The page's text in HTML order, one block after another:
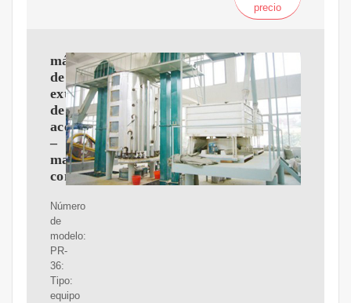
precio
máquina
de
extracción
de
aceite
–
marachekku
completamente
Número
de
modelo:
PR-
36:
Tipo:
equipo